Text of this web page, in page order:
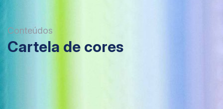
Conteúdos
Cartela de cores